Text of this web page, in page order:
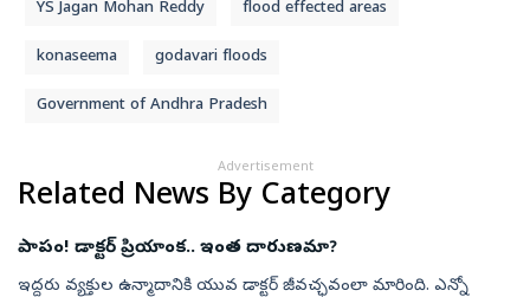
YS Jagan Mohan Reddy flood effected areas
konaseema godavari floods
Government of Andhra Pradesh
Advertisement
Related News By Category
పాపం! డాక్ట‌ర్ ప్రియాంక‌.. ఇంత దారుణ‌మా?
ఇద్ద‌రు వ్య‌క్తుల ఉన్మాదానికి యువ డాక్ట‌ర్ జీవ‌చ్ఛ‌వంలా మారింది. ఎన్నో